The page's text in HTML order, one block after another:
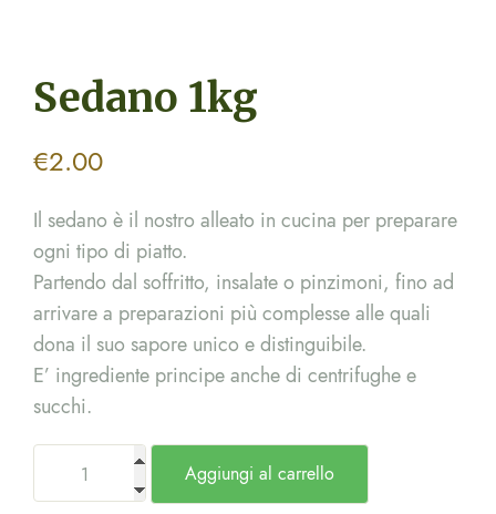
Sedano 1kg
€2.00
Il sedano è il nostro alleato in cucina per preparare
ogni tipo di piatto.
Partendo dal soffritto, insalate o pinzimoni, fino ad
arrivare a preparazioni più complesse alle quali
dona il suo sapore unico e distinguibile.
E’ ingrediente principe anche di centrifughe e
succhi.
Aggiungi al carrello